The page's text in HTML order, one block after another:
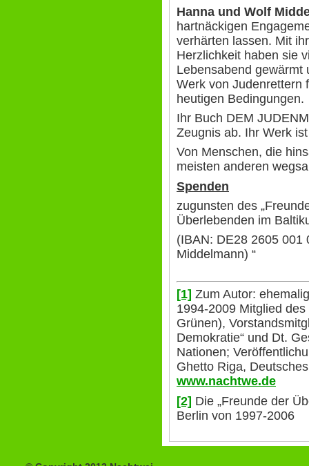
Hanna und Wolf
hartnäckigen
verhärten lassen. Mit
Herzlichkeit haben sie
Lebensabend gewärmt
Werk von Judenrettern
heutigen Bedingungen.
Ihr Buch DEM
Zeugnis ab. Ihr Werk
Von Menschen, die
meisten anderen
Spenden
zugunsten des
Überlebenden im
(IBAN: DE28 2605 001
Middelmann) “
[1] Zum Autor:
1994-2009 Mitglied
Grünen),
Demokratie“ und Dt.
Nationen;
Ghetto Riga,
www.nachtwe.de
[2] Die „Freunde der
Berlin von 1997-2006